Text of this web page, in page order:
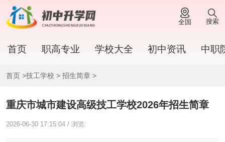
全国 搜索
首页 职高专业 学校大全 初中资讯 中职
首页 >技工学校 > 招生简章>
重庆市城市建设高级技工学校2026年招生简章
2026-06-30 17:15:04 / 浏览: